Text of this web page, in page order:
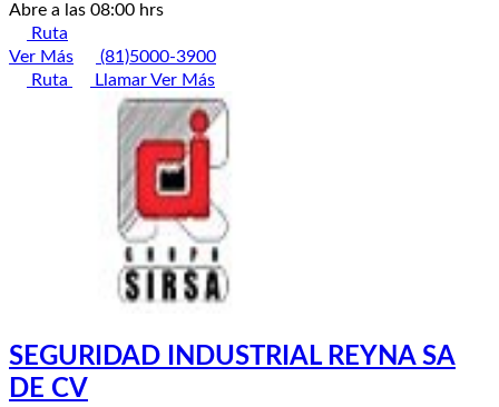
Abre a las 08:00 hrs
Ruta
Ver Más
(81)5000-3900
Ruta
LlamarVer Más
SEGURIDAD INDUSTRIAL REYNA SA
DE CV